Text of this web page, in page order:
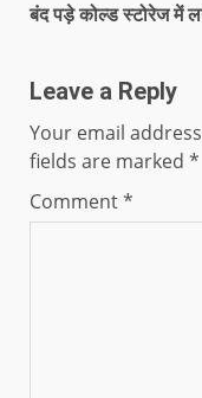
बंद पड़े कोल्ड स्टोरेज में
Leave a Reply
Your email
fields are marked *
Comment*